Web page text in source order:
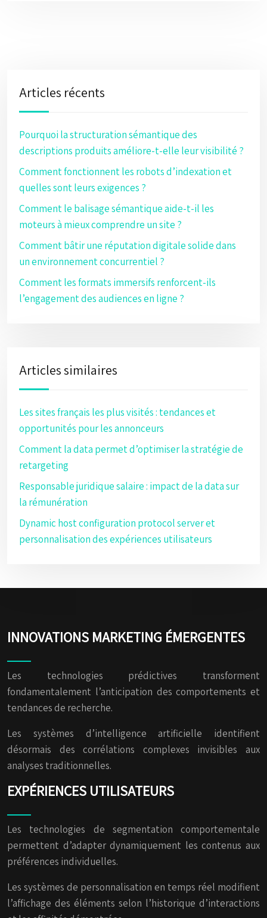
Articles récents
Pourquoi la structuration sémantique des
descriptions produits améliore-t-elle leur visibilité ?
Comment fonctionnent les robots d’indexation et
quelles sont leurs exigences ?
Comment le balisage sémantique aide-t-il les
moteurs à mieux comprendre un site ?
Comment bâtir une réputation digitale solide dans
un environnement concurrentiel ?
Comment les formats immersifs renforcent-ils
l’engagement des audiences en ligne ?
Articles similaires
Les sites français les plus visités : tendances et
opportunités pour les annonceurs
Comment la data permet d’optimiser la stratégie de
retargeting
Responsable juridique salaire : impact de la data sur
la rémunération
Dynamic host configuration protocol server et
personnalisation des expériences utilisateurs
INNOVATIONS MARKETING ÉMERGENTES
Les technologies prédictives transforment
fondamentalement l’anticipation des comportements et
tendances de recherche.
Les systèmes d’intelligence artificielle identifient
désormais des corrélations complexes invisibles aux
analyses traditionnelles.
EXPÉRIENCES UTILISATEURS
Les technologies de segmentation comportementale
permettent d’adapter dynamiquement les contenus aux
préférences individuelles.
Les systèmes de personnalisation en temps réel modifient
l’affichage des éléments selon l’historique d’interactions